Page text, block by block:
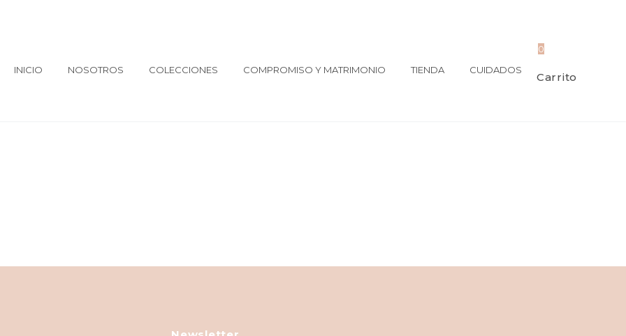
INICIO NOSOTROS COLECCIONES COMPROMISO Y MATRIMONIO TIENDA CUIDADOS
0
Carrito